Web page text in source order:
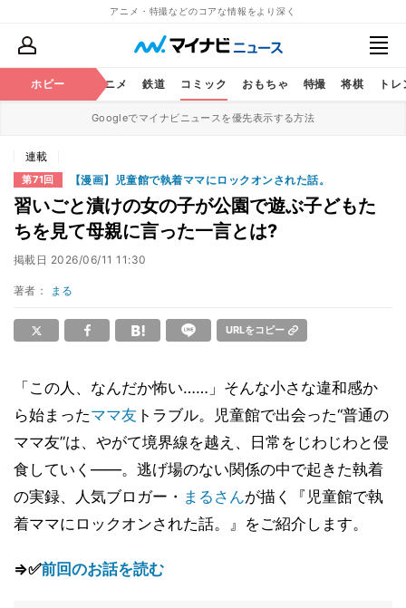
アニメ・特撮などのコアな情報をより深く
ホビー アニメ 鉄道 コミック おもちゃ 特撮 将棋 ト
Googleでマイナビニュースを優先表示する方法
連載
第71回 【漫画】児童館で執着ママにロックオンされた話。
習いごと漬けの女の子が公園で遊ぶ子どもた
ちを見て母親に言った一言とは?
掲載日 2026/06/11 11:30
著者： まる
URLをコピー
「この人、なんだか怖い……」そんな小さな違和感か
ら始まったママ友 トラブル。児童館で出会った“普通の
ママ友”は、やがて境界線を越え、日常をじわじわと侵
食していく――。逃げ場のない関係の中で起きた執着
の実録、人気ブロガー・ まるさんが描く『児童館で執
着ママにロックオンされた話。』をご紹介します。
⇒✅前回のお話を読む